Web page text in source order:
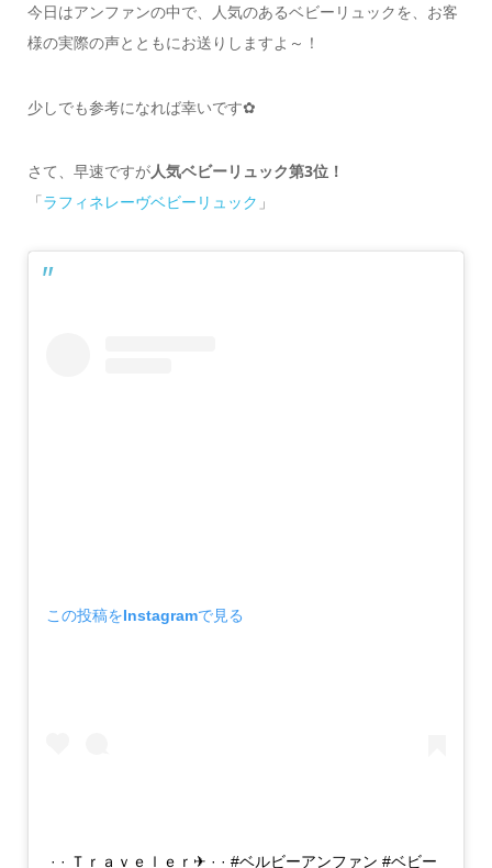
今日はアンファンの中で、人気のあるベビーリュックを、お客
様の実際の声とともにお送りしますよ～！
少しでも参考になれば幸いです✿
さて、早速ですが人気ベビーリュック第3位！
「ラフィネレーヴベビーリュック 」
この投稿をInstagramで見る
· · Ｔｒａｖｅｌｅｒ✈︎ · · #ベルビーアンファン #ベビー